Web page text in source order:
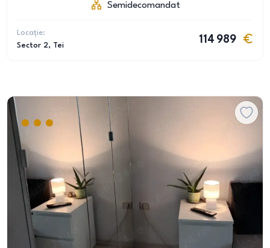
Semidecomandat
Locație:
Sector 2, Tei
114 989